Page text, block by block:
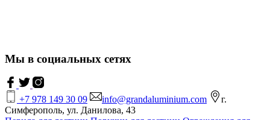
Мы в социальных сетях
+7 978 149 30 09 info@grandaluminium.com
г.
Симферополь, ул. Данилова, 43